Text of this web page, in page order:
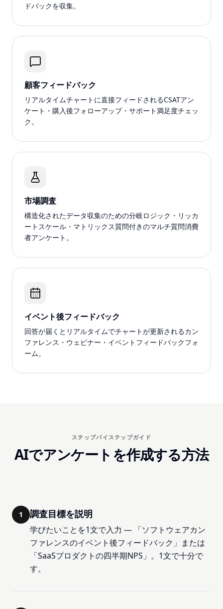
ドバックを収集。
顧客フィードバック
リアルタイムチャートに直接フィードされるCSATアン
ケート・購入後フォローアップ・サポート満足度チェッ
ク。
市場調査
構造化されたデータ収集のための分岐ロジック・リッカ
ートスケール・マトリックス質問付きのマルチ質問消費
者アンケート。
イベント後フィードバック
回答が届くとリアルタイムでチャートが更新されるカン
ファレンス・ウェビナー・イベントフィードバックフォ
ーム。
ステップバイステップガイド
AIでアンケートを作成する方法
1 調査目標を説明
学びたいことを1文で入力 — 「ソフトウェアカン
ファレンスのイベント後フィードバック」または
「SaaSプロダクトの四半期NPS」。1文で十分で
す。